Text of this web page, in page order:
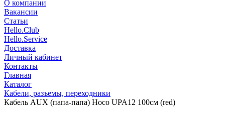
О компании
Вакансии
Статьи
Hello.Club
Hello.Service
Доставка
Личный кабинет
Контакты
Главная
Каталог
Кабели, разъемы, переходники
Кабель AUX (папа-папа) Hoco UPA12 100см (red)